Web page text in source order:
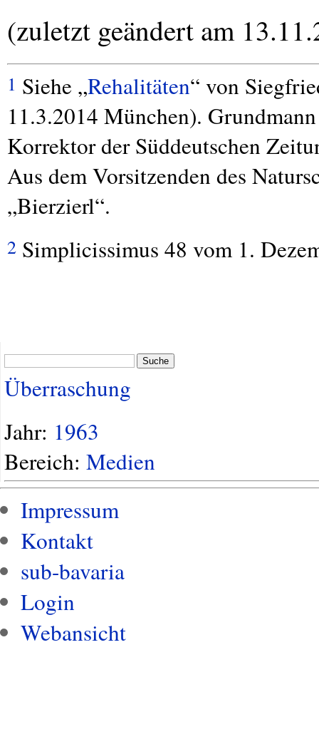
(zuletzt geändert am
1 Siehe „Rehalitäten“ von
11.3.2014 München).
Korrektor der Süddeutschen
Aus dem Vorsitzenden des
„Bierzierl“.
2 Simplicissimus 48 vom 1.
Suche
Überraschung
Jahr: 1963
Bereich: Medien
Impressum
Kontakt
sub-bavaria
Login
Webansicht